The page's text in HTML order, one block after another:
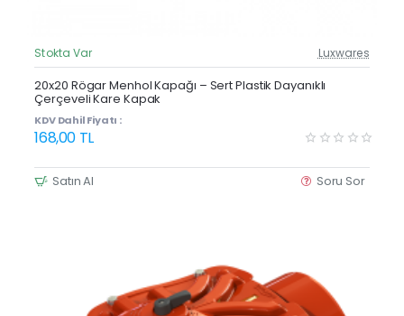
Güncel Fiyat
Stokta Var Luxwares
20x20 Rögar Menhol Kapağı – Sert Plastik Dayanıklı
Çerçeveli Kare Kapak
KDV Dahil Fiyatı :
168,00 TL
Satın Al Soru Sor